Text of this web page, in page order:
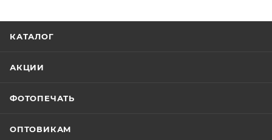
КАТАЛОГ
АКЦИИ
ФОТОПЕЧАТЬ
ОПТОВИКАМ